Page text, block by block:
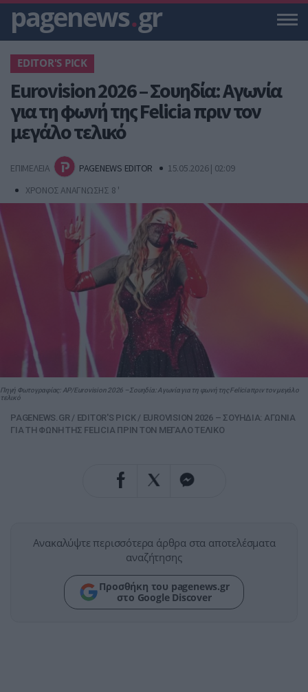
pagenews.gr
EDITOR'S PICK
Eurovision 2026 – Σουηδία: Αγωνία
για τη φωνή της Felicia πριν τον
μεγάλο τελικό
ΕΠΙΜΕΛΕΙΑ PAGENEWS EDITOR
15.05.2026 | 02:09
ΧΡΟΝΟΣ ΑΝΑΓΝΩΣΗΣ 8 '
Πηγή Φωτογραφίας: AP/Eurovision 2026 – Σουηδία: Αγωνία για τη φωνή της Felicia πριν τον μεγάλο
τελικό
PAGENEWS.GR / EDITOR'S PICK/ EUROVISION 2026 – ΣΟΥΗΔΙΑ: ΑΓΩΝΙΑ
ΓΙΑ ΤΗ ΦΩΝΗ ΤΗΣ FELICIA ΠΡΙΝ ΤΟΝ ΜΕΓΑΛΟ ΤΕΛΙΚΟ
Ανακαλύψτε περισσότερα άρθρα στα αποτελέσματα
αναζήτησης
Προσθήκη του pagenews.gr
στο Google Discover